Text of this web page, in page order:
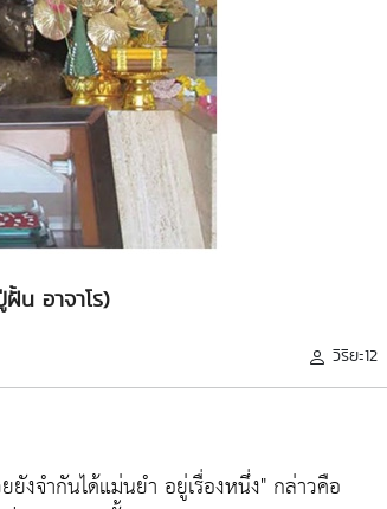
น อาจาโร)
วิริยะ12
งจำกันได้แม่นยำ อยู่เรื่องหนึ่ง" กล่าวคือ